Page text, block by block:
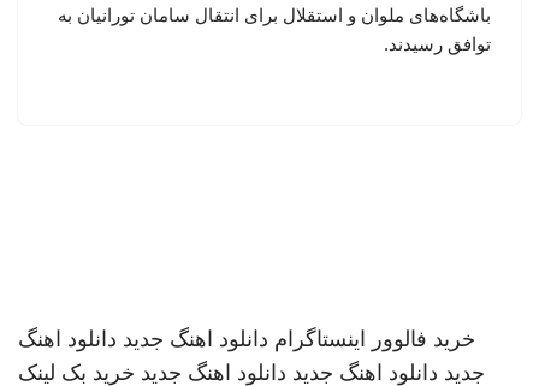
باشگاه‌های ملوان و استقلال برای انتقال سامان تورانیان به
توافق رسیدند.
خرید فالوور اینستاگرام دانلود اهنگ جدید دانلود اهنگ
جدید دانلود اهنگ جدید دانلود اهنگ جدید خرید بک لینک